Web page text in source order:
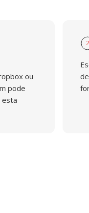
ou
pode
esta
2